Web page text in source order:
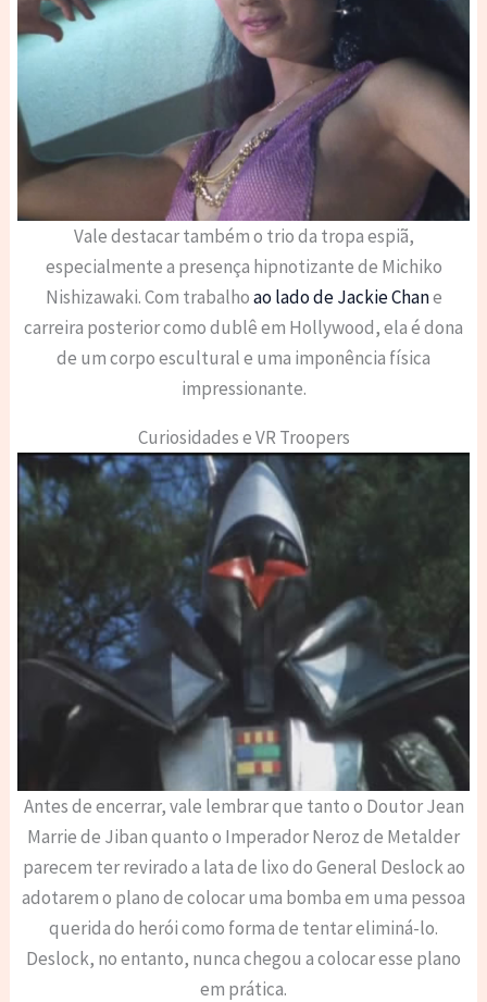
Vale destacar também o trio da tropa espiã,
especialmente a presença hipnotizante de Michiko
Nishizawaki. Com trabalhoao lado de Jackie Chane
carreira posterior como dublê em Hollywood, ela é dona
de um corpo escultural e uma imponência física
impressionante.
Curiosidades e VR Troopers
Antes de encerrar, vale lembrar que tanto o Doutor Jean
Marrie de Jiban quanto o Imperador Neroz de Metalder
parecem ter revirado a lata de lixo do General Deslock ao
adotarem o plano de colocar uma bomba em uma pessoa
querida do herói como forma de tentar eliminá-lo.
Deslock, no entanto, nunca chegou a colocar esse plano
em prática.